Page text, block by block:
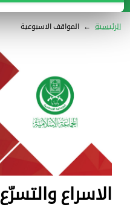
الرئيسية ← المواقف الاسبوعية
الاسراع والتسرّع